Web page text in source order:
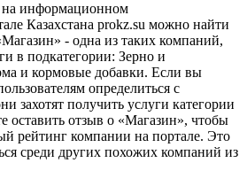
информационном
Казахстана prokz.su можно найти
- одна из таких компаний,
в подкатегории: Зерно и
и кормовые добавки. Если вы
определиться с
захотят получить услуги категории
оставить отзыв о «Магазин», чтобы
рейтинг компании на портале. Это
среди других похожих компаний из